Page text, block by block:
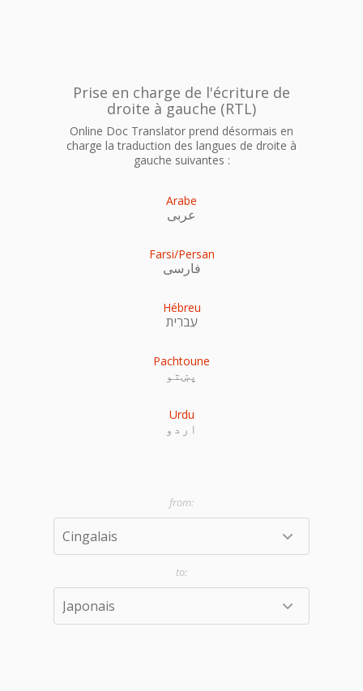
Prise en charge de l'écriture de
droite à gauche (RTL)
Online Doc Translator prend désormais en
charge la traduction des langues de droite à
gauche suivantes :
Arabe
عربى
Farsi/Persan
فارسی
Hébreu
עִברִית
Pachtoune
پښتو
Urdu
اردو